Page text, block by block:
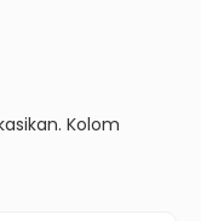
Kolom